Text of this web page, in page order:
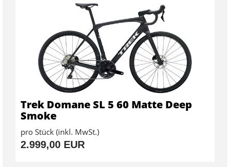
Trek Domane SL 5 60 Matte Deep
Smoke
pro Stück (inkl. MwSt.)
2.999,00 EUR